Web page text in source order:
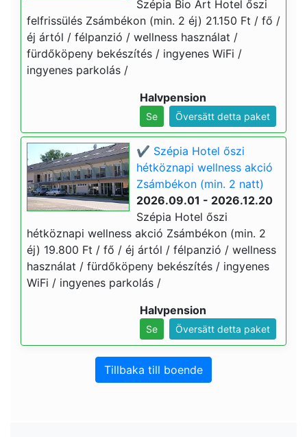
Szépia Bio Art Hotel őszi
felfrissülés Zsámbékon (min. 2 éj) 21.150 Ft / fő /
éj ártól / félpanzió / wellness használat /
fürdőköpeny bekészítés / ingyenes WiFi /
ingyenes parkolás /
Halvpension
Se Översätt detta paket
✔️ Szépia Hotel őszi
hétköznapi wellness akció
Zsámbékon (min. 2 natt)
2026.09.01 - 2026.12.20
Szépia Hotel őszi
hétköznapi wellness akció Zsámbékon (min. 2
éj) 19.800 Ft / fő / éj ártól / félpanzió / wellness
használat / fürdőköpeny bekészítés / ingyenes
WiFi / ingyenes parkolás /
Halvpension
Se Översätt detta paket
Tillbaka till boende